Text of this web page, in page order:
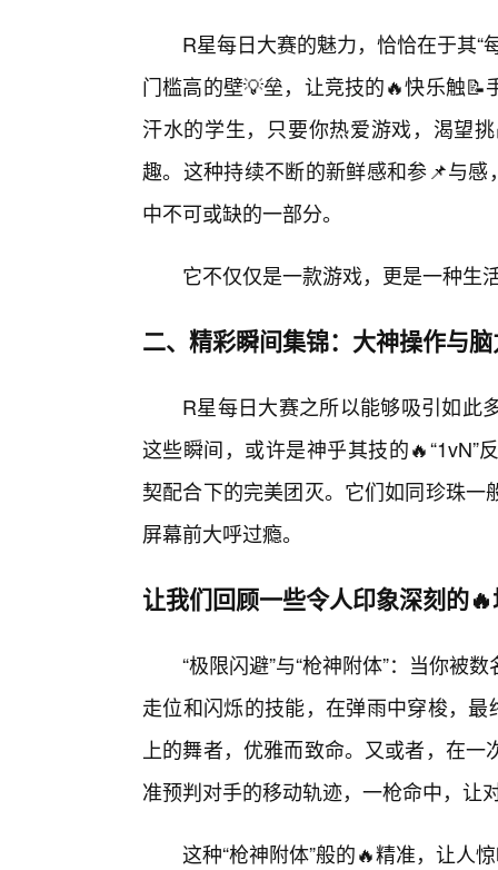
R星每日大赛的魅力，恰恰在于其“
门槛高的壁💡垒，让竞技的🔥快乐触
汗水的学生，只要你热爱游戏，渴望
趣。这种持续不断的新鲜感和参📌与
中不可或缺的一部分。
它不仅仅是一款游戏，更是一种生
二、精彩瞬间集锦：大神操作与
R星每日大赛之所以能够吸引如此
这些瞬间，或许是神乎其技的🔥“1vN”
契配合下的完美团灭。它们如同珍珠
屏幕前大呼过瘾。
让我们回顾一些令人印象深刻的
“极限闪避”与“枪神附体”：当你被
走位和闪烁的技能，在弹雨中穿梭，
上的舞者，优雅而致命。又或者，在
准预判对手的移动轨迹，一枪命中，让
这种“枪神附体”般的🔥精准，让人